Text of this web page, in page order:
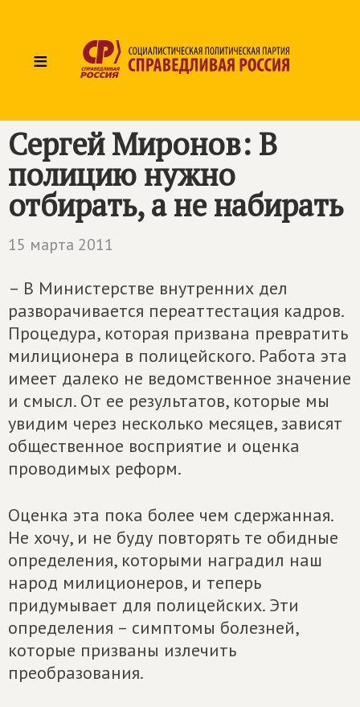
≡
Сергей Миронов: В
полицию нужно
отбирать, а не набирать
15 марта 2011
– В Министерстве внутренних дел
разворачивается переаттестация кадров.
Процедура, которая призвана превратить
милиционера в полицейского. Работа эта
имеет далеко не ведомственное значение
и смысл. От ее результатов, которые мы
увидим через несколько месяцев, зависят
общественное восприятие и оценка
проводимых реформ.
Оценка эта пока более чем сдержанная.
Не хочу, и не буду повторять те обидные
определения, которыми наградил наш
народ милиционеров, и теперь
придумывает для полицейских. Эти
определения – симптомы болезней,
которые призваны излечить
преобразования.